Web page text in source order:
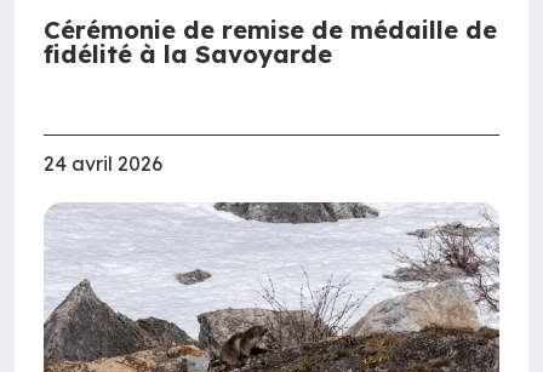
Cérémonie de remise de médaille de
fidélité à la Savoyarde
24 avril 2026